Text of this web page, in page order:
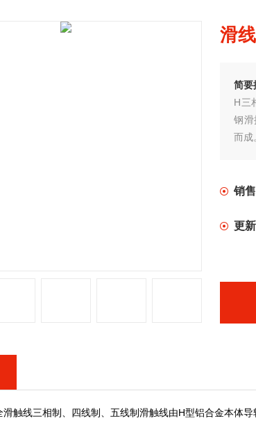
滑
简要
H三
钢滑
而成
销
更
滑触线三相制、四线制、五线制滑触线由H型铝合金本体